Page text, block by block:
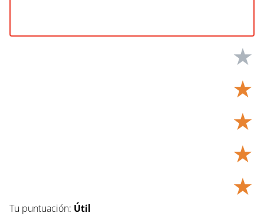
★
★
★
★
★
Tu puntuación: Útil